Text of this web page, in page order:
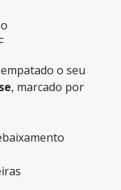
o seu
, marcado por